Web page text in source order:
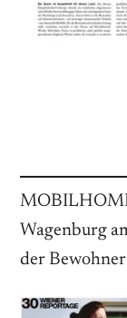
Wagenburg
der